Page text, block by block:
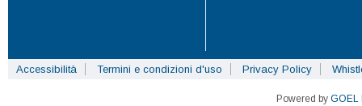
Accessibilità Termini e condizioni d'uso Privacy Policy
Powered by GOEL